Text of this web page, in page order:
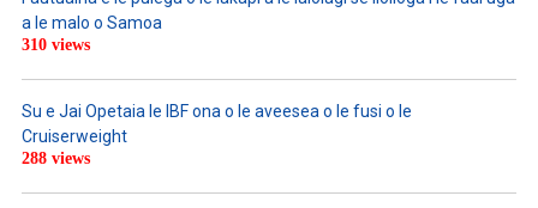
a le malo o Samoa
310 views
Su e Jai Opetaia le IBF ona o le aveesea o le fusi o le
Cruiserweight
288 views